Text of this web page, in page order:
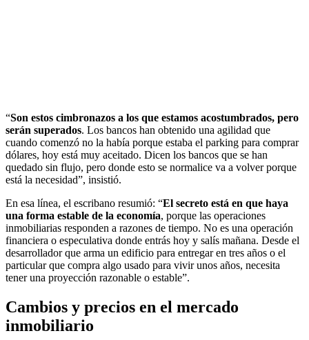
“Son estos cimbronazos a los que estamos acostumbrados, pero
serán superados. Los bancos han obtenido una agilidad que
cuando comenzó no la había porque estaba el parking para comprar
dólares, hoy está muy aceitado. Dicen los bancos que se han
quedado sin flujo, pero donde esto se normalice va a volver porque
está la necesidad”, insistió.
En esa línea, el escribano resumió: “El secreto está en que haya
una forma estable de la economía, porque las operaciones
inmobiliarias responden a razones de tiempo. No es una operación
financiera o especulativa donde entrás hoy y salís mañana. Desde el
desarrollador que arma un edificio para entregar en tres años o el
particular que compra algo usado para vivir unos años, necesita
tener una proyección razonable o estable”.
Cambios y precios en el mercado
inmobiliario